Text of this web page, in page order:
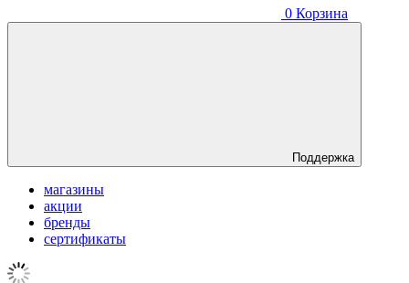
0 Корзина
Поддержка
магазины
акции
бренды
сертификаты